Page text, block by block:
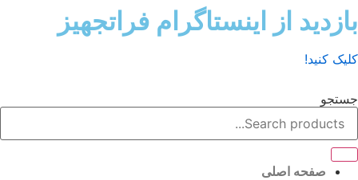
از اینستاگرام فراتجهیز
کنید!
صفحه اصلی